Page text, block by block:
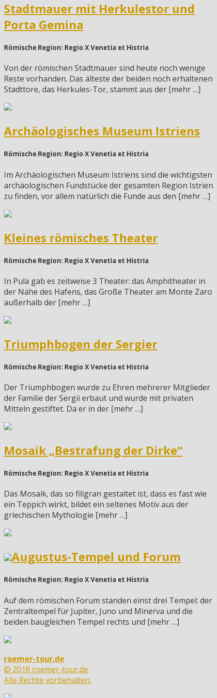
Stadtmauer mit Herkulestor und
Porta Gemina
Römische Region: Regio X Venetia et Histria
Von der römischen Stadtmauer sind heute noch wenige
Reste vorhanden. Das älteste der beiden noch erhaltenen
Stadttore, das Herkules-Tor, stammt aus der [mehr …]
Archäologisches Museum Istriens
Römische Region: Regio X Venetia et Histria
Im Archäologischen Museum Istriens sind die wichtigsten
archäologischen Fundstücke der gesamten Region Istrien
zu finden, vor allem natürlich die Funde aus den [mehr …]
Kleines römisches Theater
Römische Region: Regio X Venetia et Histria
In Pula gab es zeitweise 3 Theater: das Amphitheater in
der Nähe des Hafens, das Große Theater am Monte Zaro
außerhalb der [mehr …]
Triumphbogen der Sergier
Römische Region: Regio X Venetia et Histria
Der Triumphbogen wurde zu Ehren mehrerer Mitglieder
der Familie der Sergii erbaut und wurde mit privaten
Mitteln gestiftet. Da er in der [mehr …]
Mosaik „Bestrafung der Dirke“
Römische Region: Regio X Venetia et Histria
Das Mosaik, das so filigran gestaltet ist, dass es fast wie
ein Teppich wirkt, bildet ein seltenes Motiv aus der
griechischen Mythologie [mehr …]
Augustus-Tempel und Forum
Römische Region: Regio X Venetia et Histria
Auf dem römischen Forum standen einst drei Tempel: der
Zentraltempel für Jupiter, Juno und Minerva und die
beiden baugleichen Tempel rechts und [mehr …]
roemer-tour.de
© 2018 roemer-tour.de
Alle Rechte vorbehalten.